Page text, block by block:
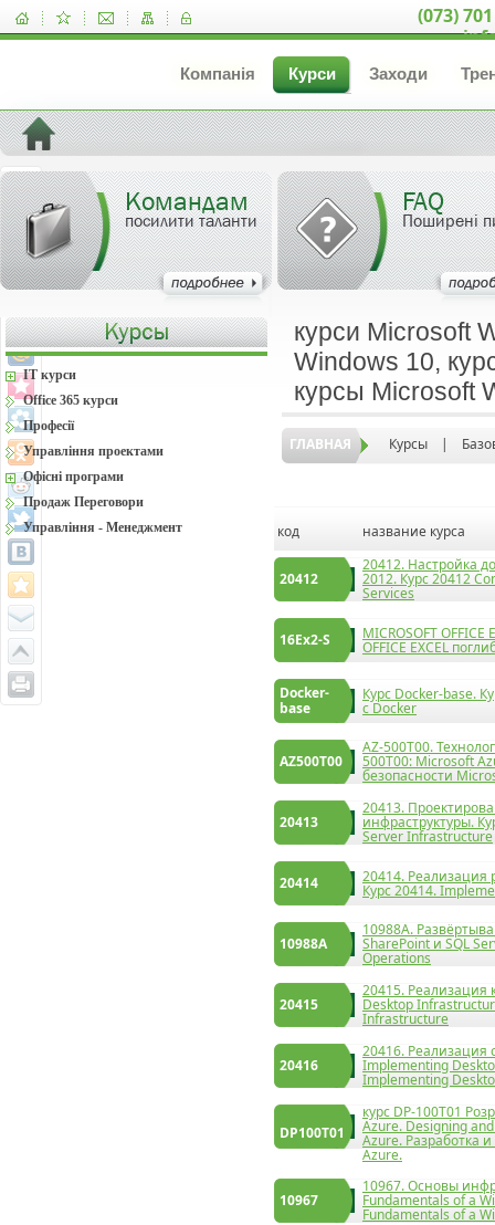
(073)
Компанія Курси Заходи
Командам
посилити таланти
FAQ
Поширені
курси Microsoft
Windows 10,
курсы Microsoft
ГЛАВНАЯ Курсы |
код название курса
20412
20412. Настройка
2012. Курс 20412
Services
16Ex2-S MICROSOFT
OFFICE EXCEL
Docker-
base
Курс Docker-base.
с Docker
AZ500T00
AZ-500T00.
500T00: Microsoft
безопасности
20413
20413.
инфраструктуры.
Server Infrastructure
20414 20414. Реализация
Курс 20414.
10988А
10988A.
SharePoint и SQL
Operations
20415
20415. Реализация
Desktop
Infrastructure
20416
20416.
Implementing
Implementing
DP100T01
курс DP-100T01
Azure. Designing
Azure. Разработка
Azure.
10967
10967. Основы
Fundamentals of a
Fundamentals of a
IT курси
Office 365 курси
Професії
Управління проектами
Офісні програми
Продаж Переговори
Управління - Менеджмент